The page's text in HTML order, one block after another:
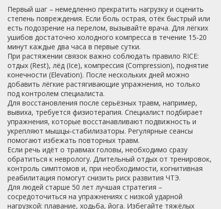
Первый шаг – немедленно прекратить нагрузку и оценить
степень повреждения. Если боль острая, отёк быстрый или
есть подозрение на перелом, вызывайте врача. Для лёгких
ушибов достаточно холодного компресса в течение 15‑20
минут каждые два часа в первые сутки.
При растяжении связок важно соблюдать правило RICE:
отдых (Rest), лёд (Ice), компрессия (Compression), поднятие
конечности (Elevation). После нескольких дней можно
добавить лёгкие растягивающие упражнения, но только
под контролем специалиста.
Для восстановления после серьёзных травм, например,
вывиха, требуется физиотерапия. Специалист подбирает
упражнения, которые восстанавливают подвижность и
укрепляют мышцы‑стабилизаторы. Регулярные сеансы
помогают избежать повторных травм.
Если речь идёт о травмах головы, необходимо сразу
обратиться к неврологу. Длительный отдых от тренировок,
контроль симптомов и, при необходимости, когнитивная
реабилитация помогут снизить риск развития ЧТЭ.
Для людей старше 50 лет лучшая стратегия –
сосредоточиться на упражнениях с низкой ударной
нагрузкой: плавание, ходьба, йога. Избегайте тяжёлых